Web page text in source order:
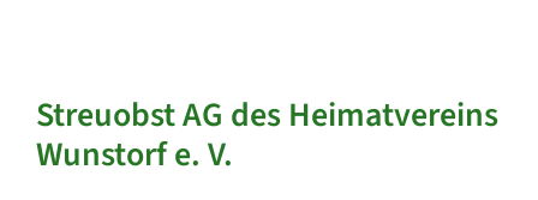
Streuobst AG des Heimatvereins
Wunstorf e. V.